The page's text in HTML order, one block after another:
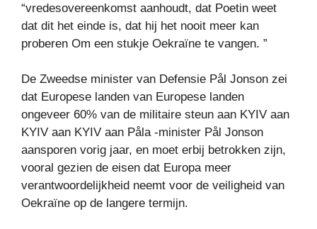
“vredesovereenkomst aanhoudt, dat Poetin weet
dat dit het einde is, dat hij het nooit meer kan
proberen Om een ​​stukje Oekraïne te vangen. ”
De Zweedse minister van Defensie Pål Jonson zei
dat Europese landen van Europese landen
ongeveer 60% van de militaire steun aan KYIV aan
KYIV aan KYIV aan Påla -minister Pål Jonson
aansporen vorig jaar, en moet erbij betrokken zijn,
vooral gezien de eisen dat Europa meer
verantwoordelijkheid neemt voor de veiligheid van
Oekraïne op de langere termijn.